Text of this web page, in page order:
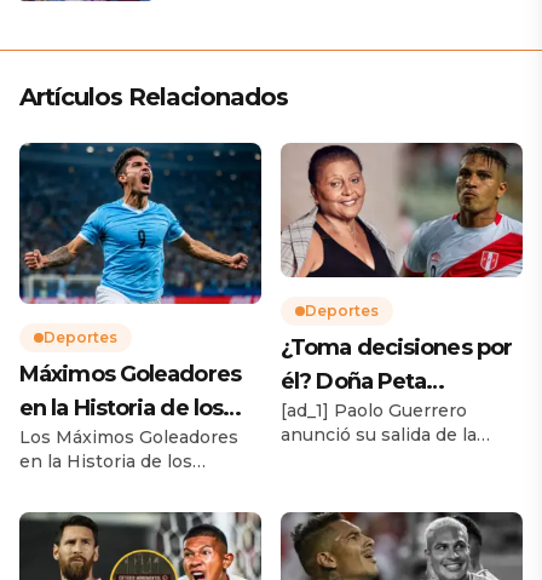
Artículos Relacionados
Deportes
Máximos Goleadores
en la Historia de los
Mundiales
Los Máximos Goleadores
en la Historia de los
Copa Mundial de la FIFA ha
sido el escenario donde
nacen las más grandes
Deportes
¿Toma decisiones por
él? Doña Peta
desmiente salida
Paolo Guerrero de la
[ad_1] Paolo Guerrero
anunció su salida de la
desmintió esta versión, y
explicó que las palabras de
su hijo habían sido